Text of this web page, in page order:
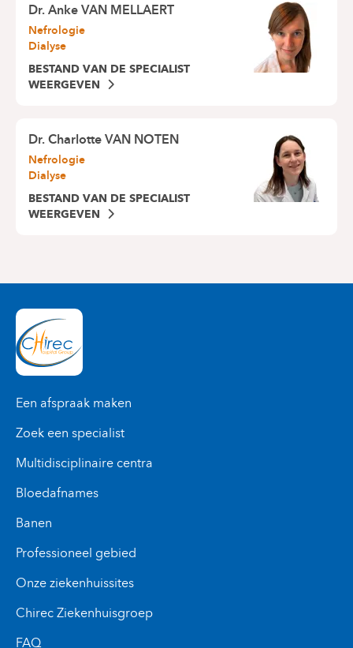
Dr.Anke VAN MELLAERT
Nefrologie
Dialyse
BESTAND VAN DE SPECIALIST
WEERGEVEN
Dr.Charlotte VAN NOTEN
Nefrologie
Dialyse
BESTAND VAN DE SPECIALIST
WEERGEVEN
Een afspraak maken
Zoek een specialist
Multidisciplinaire centra
Bloedafnames
Banen
Professioneel gebied
Onze ziekenhuissites
Chirec Ziekenhuisgroep
FAQ